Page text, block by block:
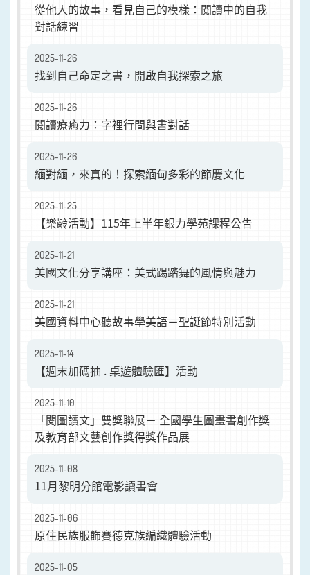
從他人的故事，看見自己的模樣：閱讀中的自我
對話練習
2025-11-26
找到自己命定之書，開啟自我探索之旅
2025-11-26
閱讀療癒力：字裡行間與書對話
2025-11-26
緬對緬，來真的！探索緬甸多彩的節慶文化
2025-11-25
【樂齡活動】115年上半年銀力學苑課程公告
2025-11-21
美國文化分享講座：美式踢踏舞的風情與魅力
2025-11-21
美國資料中心聽故事學美語－聖誕節特別活動
2025-11-14
【週末加碼抽 . 桌遊體驗匯】活動
2025-11-10
「閱圖讀文」雙獎聯展－ 全國學生圖畫書創作獎
及教育部文藝創作獎得獎作品展
2025-11-08
11月黎明分館電影讀書會
2025-11-06
原住民族服飾賽德克族編織體驗活動
2025-11-05